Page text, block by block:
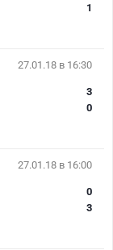
1
27.01.18 в 16:30
3
0
27.01.18 в 16:00
0
3